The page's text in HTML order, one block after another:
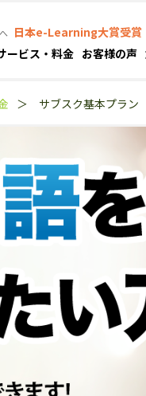
日本e-Learning大賞受賞
ービス・料金 お客様の声
＞ サブスク基本プラン